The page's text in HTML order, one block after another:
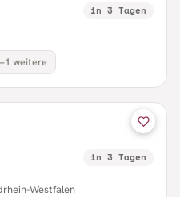
in 3 Tagen
+1 weitere
in 3 Tagen
Westfalen